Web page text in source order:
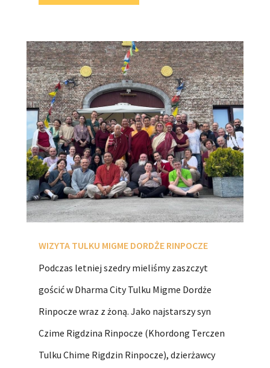
WIZYTA TULKU MIGME DORDŻE RINPOCZE
Podczas letniej szedry mieliśmy zaszczyt
gościć w Dharma City Tulku Migme Dordże
Rinpocze wraz z żoną. Jako najstarszy syn
Czime Rigdzina Rinpocze (Khordong Terczen
Tulku Chime Rigdzin Rinpocze), dzierżawcy